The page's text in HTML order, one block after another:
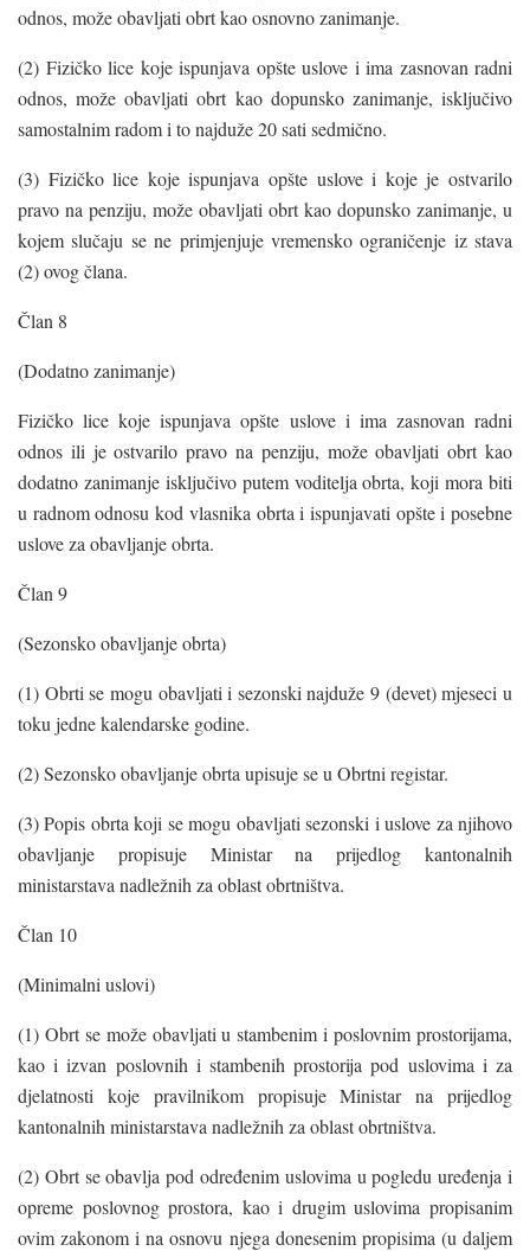
odnos, može obavljati obrt kao osnovno zanimanje.
(2) Fizičko lice koje ispunjava opšte uslove i ima zasnovan radni
odnos, može obavljati obrt kao dopunsko zanimanje, isključivo
samostalnim radom i to najduže 20 sati sedmično.
(3) Fizičko lice koje ispunjava opšte uslove i koje je ostvarilo
pravo na penziju, može obavljati obrt kao dopunsko zanimanje, u
kojem slučaju se ne primjenjuje vremensko ograničenje iz stava
(2) ovog člana.
Član 8
(Dodatno zanimanje)
Fizičko lice koje ispunjava opšte uslove i ima zasnovan radni
odnos ili je ostvarilo pravo na penziju, može obavljati obrt kao
dodatno zanimanje isključivo putem voditelja obrta, koji mora biti
u radnom odnosu kod vlasnika obrta i ispunjavati opšte i posebne
uslove za obavljanje obrta.
Član 9
(Sezonsko obavljanje obrta)
(1) Obrti se mogu obavljati i sezonski najduže 9 (devet) mjeseci u
toku jedne kalendarske godine.
(2) Sezonsko obavljanje obrta upisuje se u Obrtni registar.
(3) Popis obrta koji se mogu obavljati sezonski i uslove za njihovo
obavljanje propisuje Ministar na prijedlog kantonalnih
ministarstava nadležnih za oblast obrtništva.
Član 10
(Minimalni uslovi)
(1) Obrt se može obavljati u stambenim i poslovnim prostorijama,
kao i izvan poslovnih i stambenih prostorija pod uslovima i za
djelatnosti koje pravilnikom propisuje Ministar na prijedlog
kantonalnih ministarstava nadležnih za oblast obrtništva.
(2) Obrt se obavlja pod određenim uslovima u pogledu uređenja i
opreme poslovnog prostora, kao i drugim uslovima propisanim
ovim zakonom i na osnovu njega donesenim propisima (u daljem